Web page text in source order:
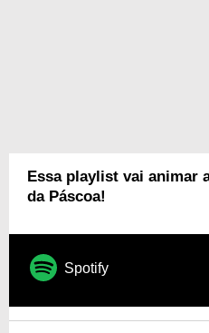
Essa playlist vai animar
da Páscoa!
Spotify